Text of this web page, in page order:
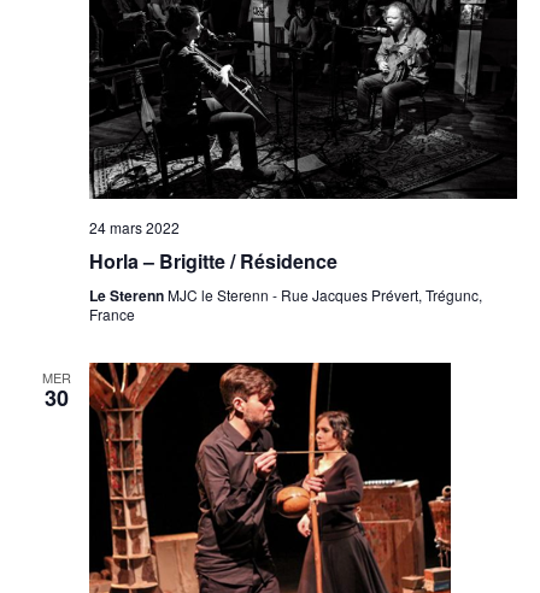
24 mars 2022
Horla – Brigitte / Résidence
Le SterennMJC le Sterenn - Rue Jacques Prévert, Trégunc,
France
MER
30